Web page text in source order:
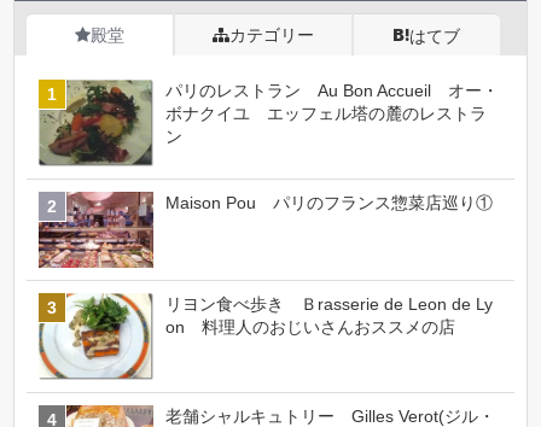
殿堂 カテゴリー はてブ
パリのレストラン Au Bon Accueil オー・
ボナクイユ エッフェル塔の麓のレストラ
ン
Maison Pou パリのフランス惣菜店巡り①
リヨン食べ歩き Ｂrasserie de Leon de Ly
on 料理人のおじいさんおススメの店
老舗シャルキュトリー Gilles Verot(ジル・